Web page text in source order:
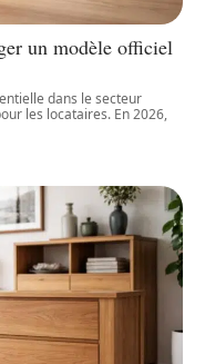
un modèle officiel
dans le secteur
les locataires. En 2026,